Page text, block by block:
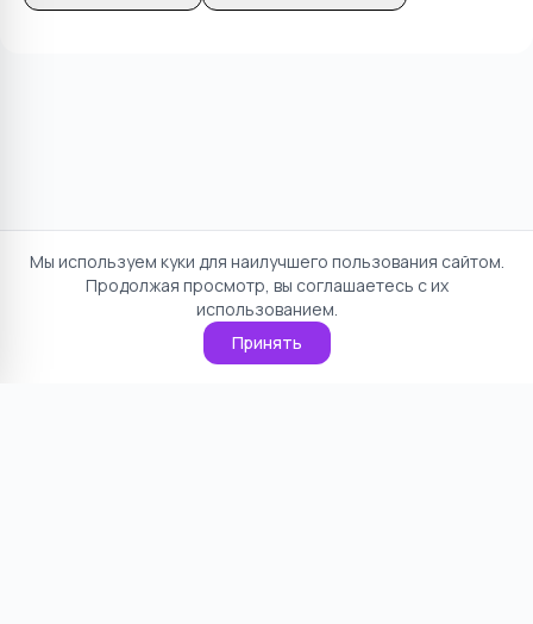
Мы используем куки для наилучшего пользования сайтом.
Продолжая просмотр, вы соглашаетесь с их
использованием.
Принять